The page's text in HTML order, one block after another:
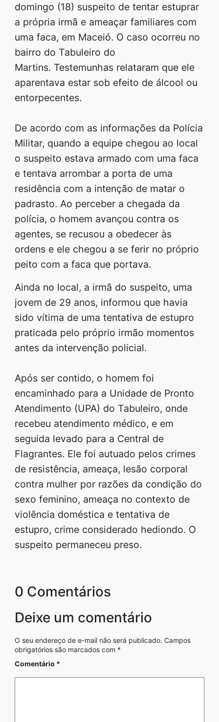
domingo (18) suspeito de tentar estuprar
a própria irmã e ameaçar familiares com
uma faca, em Maceió. O caso ocorreu no
bairro do Tabuleiro do
Martins. Testemunhas relataram que ele
aparentava estar sob efeito de álcool ou
entorpecentes.
De acordo com as informações da Polícia
Militar, quando a equipe chegou ao local
o suspeito estava armado com uma faca
e tentava arrombar a porta de uma
residência com a intenção de matar o
padrasto. Ao perceber a chegada da
polícia, o homem avançou contra os
agentes, se recusou a obedecer às
ordens e ele chegou a se ferir no próprio
peito com a faca que portava.
Ainda no local, a irmã do suspeito, uma
jovem de 29 anos, informou que havia
sido vítima de uma tentativa de estupro
praticada pelo próprio irmão momentos
antes da intervenção policial.
Após ser contido, o homem foi
encaminhado para a Unidade de Pronto
Atendimento (UPA) do Tabuleiro, onde
recebeu atendimento médico, e em
seguida levado para a Central de
Flagrantes. Ele foi autuado pelos crimes
de resistência, ameaça, lesão corporal
contra mulher por razões da condição do
sexo feminino, ameaça no contexto de
violência doméstica e tentativa de
estupro, crime considerado hediondo. O
suspeito permaneceu preso.
0 Comentários
Deixe um comentário
O seu endereço de e-mail não será publicado. Campos
obrigatórios são marcados com *
Comentário *